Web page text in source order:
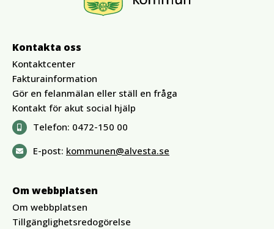
Kontakta oss
Kontaktcenter
Fakturainformation
Gör en felanmälan eller ställ en fråga
Kontakt för akut social hjälp
Telefon: 0472-150 00
E-post: kommunen@alvesta.se
Om webbplatsen
Om webbplatsen
Tillgänglighetsredogörelse